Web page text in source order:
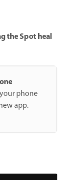
the Spot heal
phone
app.